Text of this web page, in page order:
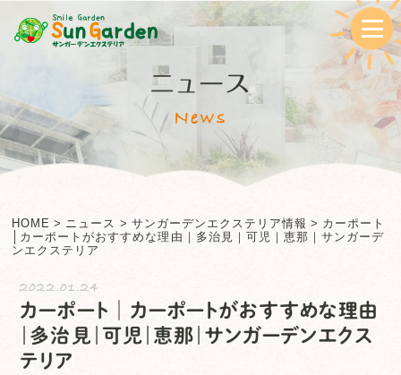
ニュース
News
HOME > ニュース > サンガーデンエクステリア情報 > カーポート
│カーポートがおすすめな理由｜多治見｜可児｜恵那｜サンガーデ
ンエクステリア
2022.01.24
カーポート│カーポートがおすすめな理由
｜多治見｜可児｜恵那｜サンガーデンエクス
テリア